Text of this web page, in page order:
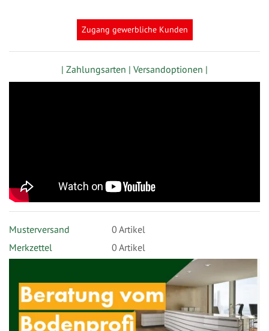
Zugang gewerbliche Kunden
| Zahlungsarten | Versandoptionen |
Musterversand 0 Artikel
Merkzettel
0 Artikel